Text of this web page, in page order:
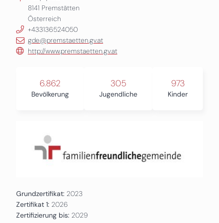
8141 Premstätten
Österreich
+433136524050
gde@premstaetten.gv.at
http://www.premstaetten.gv.at
6.862
Bevölkerung
305
Jugendliche
973
Kinder
Grundzertifikat: 2023
Zertifikat 1: 2026
Zertifizierung bis: 2029